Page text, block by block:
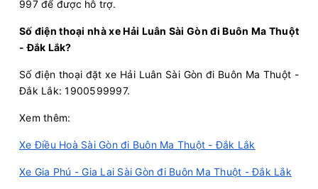
18:5010/08/2026 11/0803:10 (8 giờ 20 phút)
Cổng Chào Bình
Hải Luân
Giá vé:450.000
18:5110/08/2026 11/0801:26(6 giờ 35 phút)
997 để được hỗ trợ.
Số điện thoại nhà xe Hải Luân Sài Gòn đi Buôn Ma Thuột
- Đắk Lắk?
Số điện thoại đặt xe Hải Luân Sài Gòn đi Buôn Ma Thuột -
Đắk Lắk: 1900599997.
Xem thêm:
Xe Điều Hoà Sài Gòn đi Buôn Ma Thuột - Đắk Lắk
Xe Gia Phú - Gia Lai Sài Gòn đi Buôn Ma Thuột - Đắk Lắk